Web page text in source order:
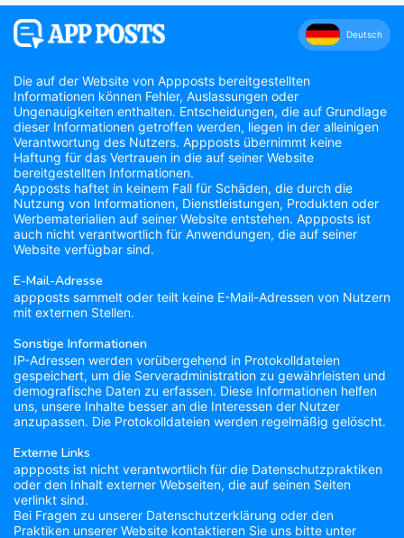
Deutsch
Die auf der Website von Appposts bereitgestellten
Informationen können Fehler, Auslassungen oder
Ungenauigkeiten enthalten. Entscheidungen, die auf Grundlage
dieser Informationen getroffen werden, liegen in der alleinigen
Verantwortung des Nutzers. Appposts übernimmt keine
Haftung für das Vertrauen in die auf seiner Website
bereitgestellten Informationen.
Appposts haftet in keinem Fall für Schäden, die durch die
Nutzung von Informationen, Dienstleistungen, Produkten oder
Werbematerialien auf seiner Website entstehen. Appposts ist
auch nicht verantwortlich für Anwendungen, die auf seiner
Website verfügbar sind.
E-Mail-Adresse
appposts sammelt oder teilt keine E-Mail-Adressen von Nutzern
mit externen Stellen.
Sonstige Informationen
IP-Adressen werden vorübergehend in Protokolldateien
gespeichert, um die Serveradministration zu gewährleisten und
demografische Daten zu erfassen. Diese Informationen helfen
uns, unsere Inhalte besser an die Interessen der Nutzer
anzupassen. Die Protokolldateien werden regelmäßig gelöscht.
Externe Links
appposts ist nicht verantwortlich für die Datenschutzpraktiken
oder den Inhalt externer Webseiten, die auf seinen Seiten
verlinkt sind.
Bei Fragen zu unserer Datenschutzerklärung oder den
Praktiken unserer Website kontaktieren Sie uns bitte unter